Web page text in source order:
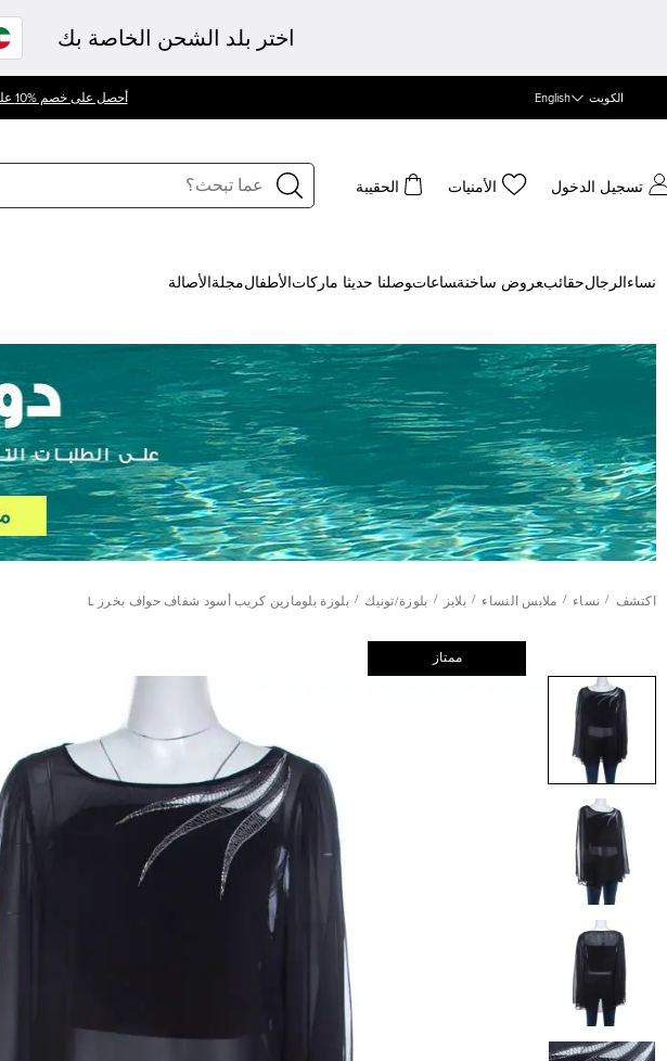
اختر بلد الشحن الخاصة بك
الكويت English أحصل على خصم %10 على أول طلب لك. إستعمل الرمز - WELCOME10
تسجيل الدخول الأمنيات الحقيبة
نساء الرجالحقائب‍عروض ساخنة‍ساعات‍وصلنا حديثا ‍ ماركات الأطفالمجلة الأصالة
اكتشف / نساء / ملابس النساء / بلايز / بلوزة/تونيك / بلوزة بلومارين كريب أسود شفاف حواف بخرز L
ممتاز